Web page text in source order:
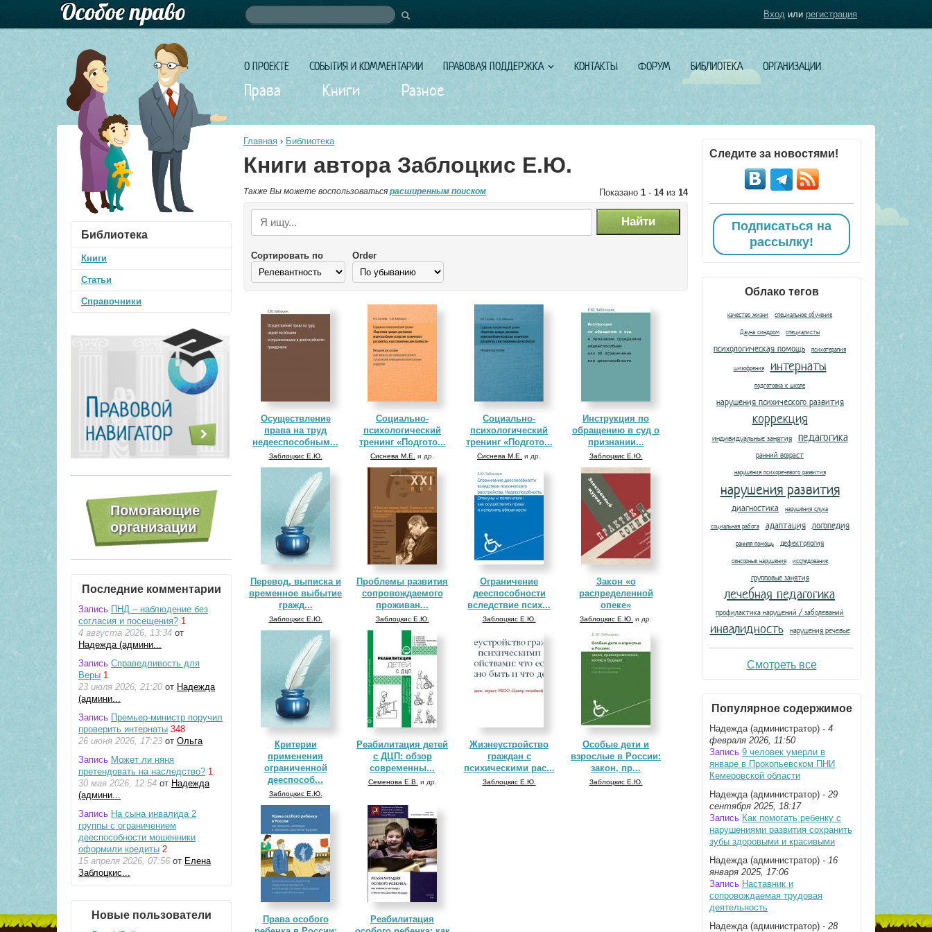
О ПРОЕКТЕ СОБЫТИЯ И КОММЕНТАРИИ ПРАВОВАЯ ПОДДЕРЖКА КОНТАКТЫ ФОРУМ БИБЛИОТЕКА ОРГАНИЗАЦИИ
Права Книги Разное
Форма поиска
Поиск Вход или регистрация
Главная › Библиотека
Книги автора Заблоцкис Е.Ю.
Показано 1 - 14из 14
Также Вы можете воспользоваться расширенным поиском
Сортировать по Order
Осуществление
права на труд
недееспособным...
Заблоцкис Е.Ю.
Социально-
психологический
тренинг «Подгото...
Сиснева М.Е. и др.
Социально-
психологический
тренинг «Подгото...
Сиснева М.Е. и др.
Инструкция по
обращению в суд о
признании...
Заблоцкис Е.Ю.
Перевод, выписка и
временное выбытие
гражд...
Заблоцкис Е.Ю.
Проблемы развития
сопровождаемого
проживан...
Заблоцкис Е.Ю.
Ограничение
дееспособности
вследствие псих...
Заблоцкис Е.Ю.
Закон «о
распределенной
опеке»
Заблоцкис Е.Ю. и др.
Критерии
применения
ограниченной
дееспособ...
Заблоцкис Е.Ю.
Реабилитация детей
с ДЦП: обзор
современны...
Семенова Е.В. и др.
Жизнеустройство
граждан с
психическими рас...
Заблоцкис Е.Ю.
Особые дети и
взрослые в России:
закон, пр...
Заблоцкис Е.Ю.
Права особого
Реабилитация
Библиотека
Книги
Статьи
Справочники
Последние комментарии
Запись ПНД – наблюдение без
согласия и посещения? 1
4 августа 2026, 13:34 от
Надежда (админи...
Запись Справедливость для
Веры 1
23 июля 2026, 21:20 от Надежда
(админи...
Запись Премьер-министр поручил
проверить интернаты 348
26 июня 2026, 17:23 от Ольга
Запись Может ли няня
претендовать на наследство? 1
30 мая 2026, 12:54 от Надежда
(админи...
Запись На сына инвалида 2
группы с ограничением
дееспособности мошенники
оформили кредиты 2
15 апреля 2026, 07:56 от Елена
Заблоцкис...
Новые пользователи
Следите за новостями!
Подписаться на
рассылку!
Облако тегов
качество жизни
специальное обучение
Дауна синдром
специалисты
психологическая помощь психотерапия
шизофрения интернаты
подготовка к школе
нарушения психического развития
коррекция
индивидуальные занятия педагогика
ранний возраст
нарушения психоречевого развития
нарушения развития
диагностика
нарушения слуха
социальная работа
адаптация логопедия
ранняя помощь дефектология
сенсорные нарушения исследование
групповые занятия
лечебная педагогика
профилактика нарушений / заболеваний
инвалидность нарушения речевые
Смотреть все
Популярное содержимое
Надежда (администратор) - 4
февраля 2026, 11:50
Запись 9 человек умерли в
январе в Прокопьевском ПНИ
Кемеровской области
Надежда (администратор) - 29
сентября 2025, 18:17
Запись Как помогать ребенку с
нарушениями развития сохранить
зубы здоровыми и красивыми
Надежда (администратор) - 16
января 2025, 17:06
Запись Наставник и
сопровождаемая трудовая
деятельность
Надежда (администратор) - 28